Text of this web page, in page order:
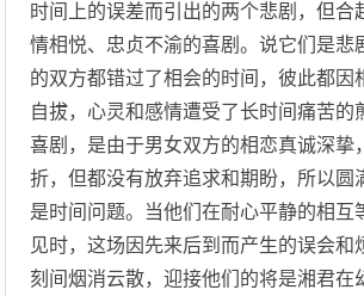
时间上的误差而引出的两个悲剧，但合
情相悦、忠贞不渝的喜剧。说它们是悲
的双方都错过了相会的时间，彼此都因
自拔，心灵和感情遭受了长时间痛苦的
喜剧，是由于男女双方的相恋真诚深挚
折，但都没有放弃追求和期盼，所以圆
是时间问题。当他们在耐心平静的相互
见时，这场因先来后到而产生的误会和
刻间烟消云散，迎接他们的将是湘君在